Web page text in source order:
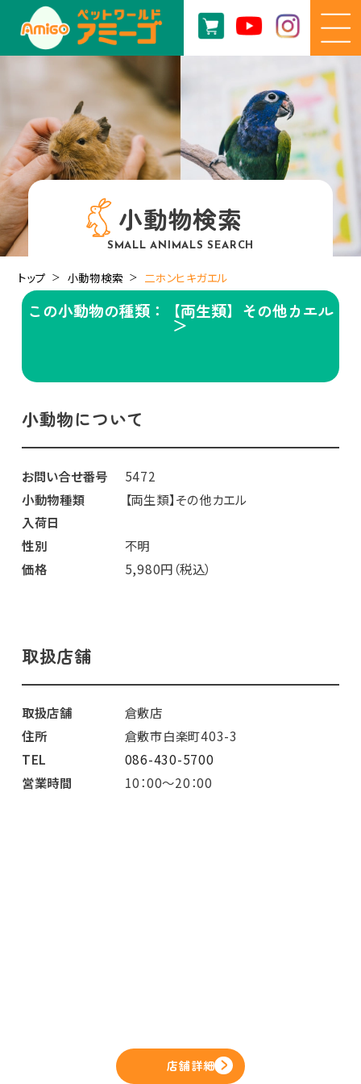
小動物検索
SMALL ANIMALS SEARCH
トップ 小動物検索 二ホンヒキガエル
この小動物の種類：【両生類】その他カエル
＞
小動物について
お問い合せ番号
5472
小動物種類
【両生類】その他カエル
入荷日
性別
不明
価格
5,980円（税込）
取扱店舗
取扱店舗
倉敷店
住所
倉敷市白楽町403-3
TEL
086-430-5700
営業時間
10：00～20：00
店舗詳細